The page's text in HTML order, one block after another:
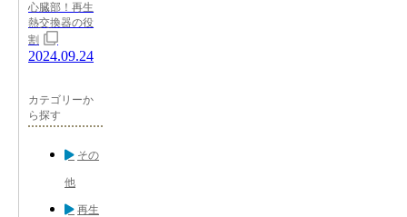
心臓部！再生
熱交換器の役
割
2024.09.24
カテゴリーか
ら探す
その
他
再生